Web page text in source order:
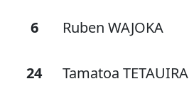
6 Ruben WAJOKA
24 Tamatoa TETAUIRA